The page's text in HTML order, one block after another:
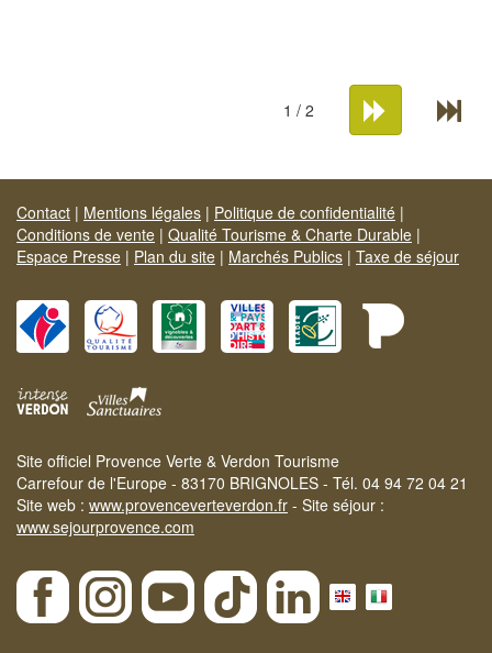
1 / 2
Contact | Mentions légales | Politique de confidentialité |
Conditions de vente | Qualité Tourisme & Charte Durable |
Espace Presse | Plan du site | Marchés Publics | Taxe de séjour
Site officiel Provence Verte & Verdon Tourisme
Carrefour de l'Europe - 83170 BRIGNOLES - Tél. 04 94 72 04 21
Site web : www.provenceverteverdon.fr - Site séjour :
www.sejourprovence.com